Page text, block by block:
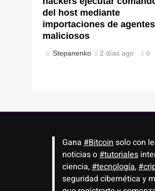
del host mediante
importaciones de agentes
maliciosos
Stepanenko 2 días ago 0
Gana #Bitcoinsolo con
noticias o#tutoriales
ciencia,#tecnología,
seguridad cibernética y